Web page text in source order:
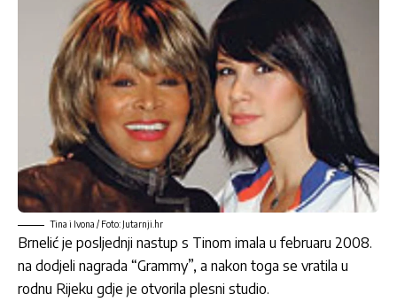
Tina i Ivona / Foto: Jutarnji.hr
Brnelić je posljednji nastup s Tinom imala u februaru 2008.
na dodjeli nagrada “Grammy”, a nakon toga se vratila u
rodnu Rijeku gdje je otvorila plesni studio.